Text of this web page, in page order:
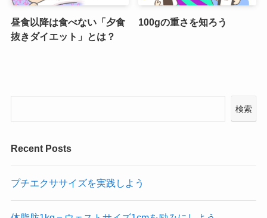
昼食以降は食べない「夕食
抜きダイエット」とは？
100gの重さを知ろう
検索
Recent Posts
プチエクササイズを実践しよう